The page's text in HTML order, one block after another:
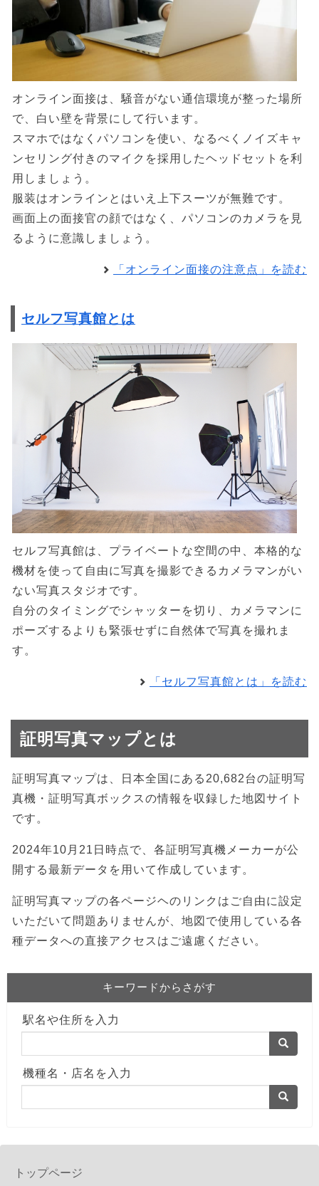
オンライン面接は、騒音がない通信環境が整った場所
で、白い壁を背景にして行います。
スマホではなくパソコンを使い、なるべくノイズキャ
ンセリング付きのマイクを採用したヘッドセットを利
用しましょう。
服装はオンラインとはいえ上下スーツが無難です。
画面上の面接官の顔ではなく、パソコンのカメラを見
るように意識しましょう。
「オンライン面接の注意点」を読む
セルフ写真館とは
セルフ写真館は、プライベートな空間の中、本格的な
機材を使って自由に写真を撮影できるカメラマンがい
ない写真スタジオです。
自分のタイミングでシャッターを切り、カメラマンに
ポーズするよりも緊張せずに自然体で写真を撮れま
す。
「セルフ写真館とは」を読む
証明写真マップとは
証明写真マップは、日本全国にある20,682台の証明写
真機・証明写真ボックスの情報を収録した地図サイト
です。
2024年10月21日時点で、各証明写真機メーカーが公
開する最新データを用いて作成しています。
証明写真マップの各ページヘのリンクはご自由に設定
いただいて問題ありませんが、地図で使用している各
種データへの直接アクセスはご遠慮ください。
キーワードからさがす
駅名や住所を入力
機種名・店名を入力
トップページ